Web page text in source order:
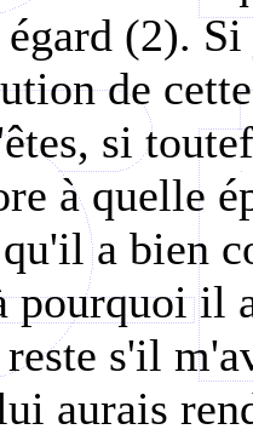
(2).
de
si
à quelle
a bien
pourquoi il
s'il
aurais